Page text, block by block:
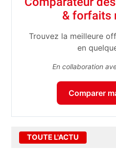
& forfaits
Trouvez la meilleure
en
En collaboration
Comparer
TOUTE L'ACTU